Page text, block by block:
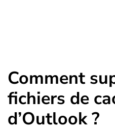
Comment
fichiers de
d’Outlook ?